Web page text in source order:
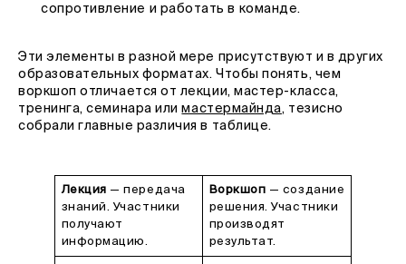
сопротивление и работать в команде.
Эти элементы в разной мере присутствуют и в других
образовательных форматах. Чтобы понять, чем
воркшоп отличается от лекции, мастер-класса,
тренинга, семинара илимастермайнда, тезисно
собрали главные различия в таблице.
Лекция — передача
знаний. Участники
получают
информацию.
Воркшоп — создание
решения. Участники
производят
результат.